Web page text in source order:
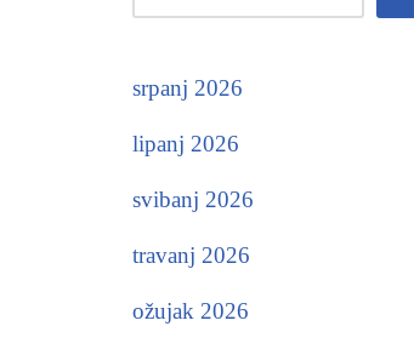
srpanj 2026
lipanj 2026
svibanj 2026
travanj 2026
ožujak 2026